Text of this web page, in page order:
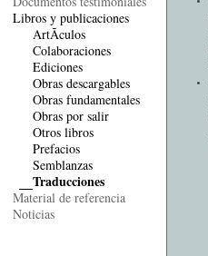
Libros y publicaciones
ArtÃ­culos
Colaboraciones
Ediciones
Obras descargables
Obras fundamentales
Obras por salir
Otros libros
Prefacios
Semblanzas
Traducciones
Material de referencia
Noticias